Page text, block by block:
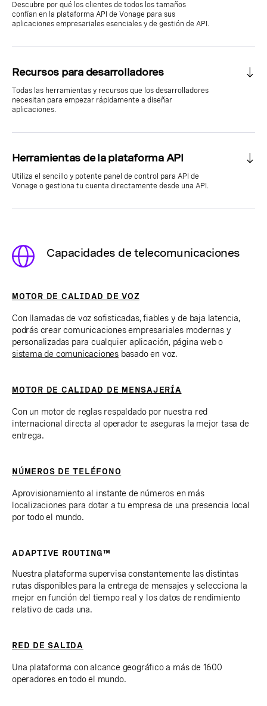
Descubre por qué los clientes de todos los tamaños
confían en la plataforma API de Vonage para sus
aplicaciones empresariales esenciales y de gestión de API.
Recursos para desarrolladores
Todas las herramientas y recursos que los desarrolladores
necesitan para empezar rápidamente a diseñar
aplicaciones.
Herramientas de la plataforma API
Utiliza el sencillo y potente panel de control para API de
Vonage o gestiona tu cuenta directamente desde una API.
Capacidades de telecomunicaciones
MOTOR DE CALIDAD DE VOZ
Con llamadas de voz sofisticadas, fiables y de baja latencia,
podrás crear comunicaciones empresariales modernas y
personalizadas para cualquier aplicación, página web o
sistema de comunicaciones basado en voz.
MOTOR DE CALIDAD DE MENSAJERÍA
Con un motor de reglas respaldado por nuestra red
internacional directa al operador te aseguras la mejor tasa de
entrega.
NÚMEROS DE TELÉFONO
Aprovisionamiento al instante de números en más
localizaciones para dotar a tu empresa de una presencia local
por todo el mundo.
ADAPTIVE ROUTING™
Nuestra plataforma supervisa constantemente las distintas
rutas disponibles para la entrega de mensajes y selecciona la
mejor en función del tiempo real y los datos de rendimiento
relativo de cada una.
RED DE SALIDA
Una plataforma con alcance geográfico a más de 1600
operadores en todo el mundo.